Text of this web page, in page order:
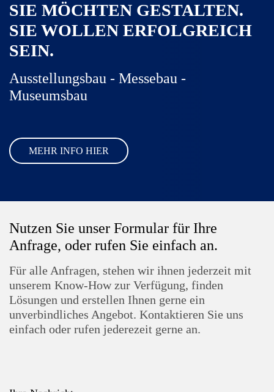
SIE MÖCHTEN GESTALTEN.
SIE WOLLEN ERFOLGREICH
SEIN.
Ausstellungsbau - Messebau -
Museumsbau
MEHR INFO HIER
Nutzen Sie unser Formular für Ihre
Anfrage, oder rufen Sie einfach an.
Für alle Anfragen, stehen wir ihnen jederzeit mit
unserem Know-How zur Verfügung, finden
Lösungen und erstellen Ihnen gerne ein
unverbindliches Angebot. Kontaktieren Sie uns
einfach oder rufen jederezeit gerne an.